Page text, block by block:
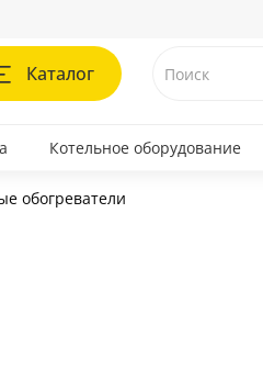
Каталог
Котельное оборудование
обогреватели